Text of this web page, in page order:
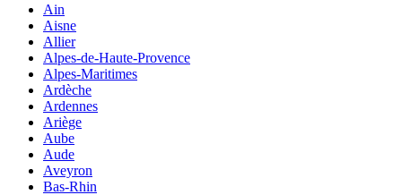
Ain
Aisne
Allier
Alpes-de-Haute-Provence
Alpes-Maritimes
Ardèche
Ardennes
Ariège
Aube
Aude
Aveyron
Bas-Rhin